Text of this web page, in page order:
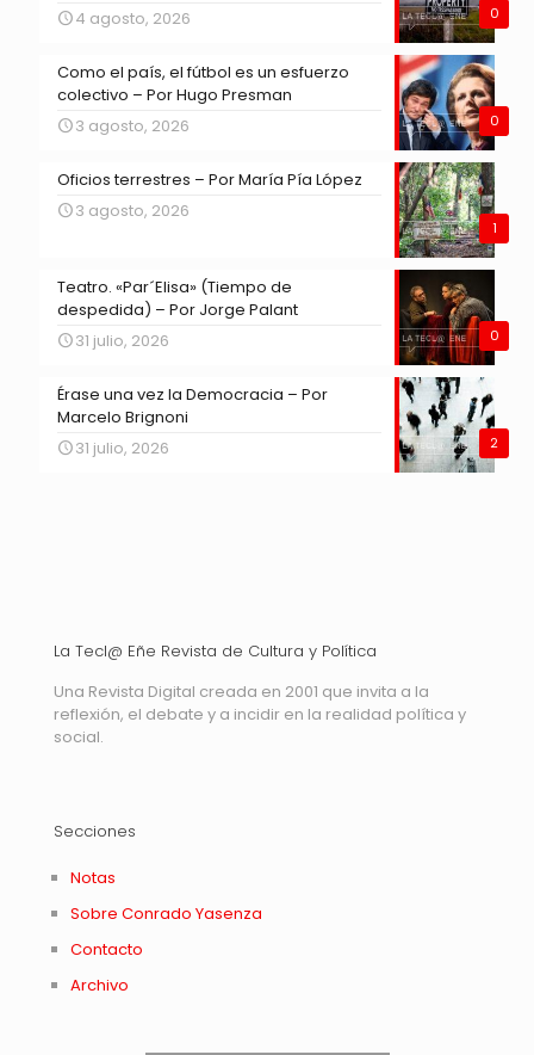
0
4 agosto, 2026
0
Como el país, el fútbol es un esfuerzo
colectivo – Por Hugo Presman
3 agosto, 2026
1
Oficios terrestres – Por María Pía López
3 agosto, 2026
0
Teatro. «Par´Elisa» (Tiempo de
despedida) – Por Jorge Palant
31 julio, 2026
2
Érase una vez la Democracia – Por
Marcelo Brignoni
31 julio, 2026
La Tecl@ Eñe Revista de Cultura y Política
Una Revista Digital creada en 2001 que invita a la
reflexión, el debate y a incidir en la realidad política y
social.
Secciones
Notas
Sobre Conrado Yasenza
Contacto
Archivo